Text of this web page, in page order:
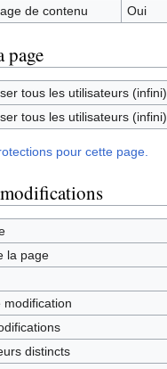
de contenu
Oui
page
tous les utilisateurs (infini)
tous les utilisateurs (infini)
pour cette page.
la page
modification
distincts